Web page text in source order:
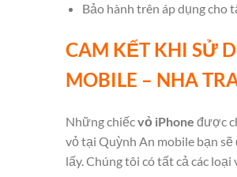
Bảo hành trên áp dụng cho
CAM KẾT KHI SỬ
MOBILE – NHA
Những chiếcvỏ iPhone được
vỏ tại Quỳnh An mobile bạn
lấy. Chúng tôi có tất cả các